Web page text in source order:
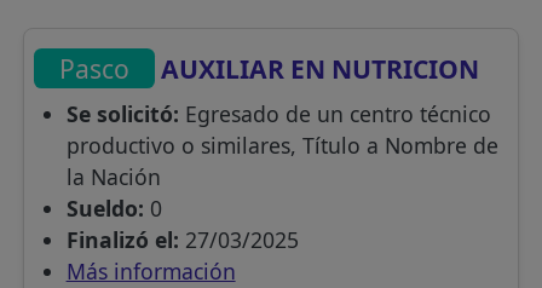
Pasco AUXILIAR EN NUTRICION
Se solicitó: Egresado de un centro técnico
productivo o similares, Título a Nombre de
la Nación
Sueldo: 0
Finalizó el: 27/03/2025
Más información